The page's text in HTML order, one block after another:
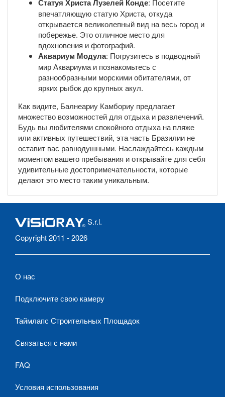
Статуя Христа Лузелей Конде: Посетите
впечатляющую статую Христа, откуда
открывается великолепный вид на весь город и
побережье. Это отличное место для
вдохновения и фотографий.
Аквариум Модула: Погрузитесь в подводный
мир Аквариума и познакомьтесь с
разнообразными морскими обитателями, от
ярких рыбок до крупных акул.
Как видите, Балнеариу Камбориу предлагает
множество возможностей для отдыха и развлечений.
Будь вы любителями спокойного отдыха на пляже
или активных путешествий, эта часть Бразилии не
оставит вас равнодушными. Наслаждайтесь каждым
моментом вашего пребывания и открывайте для себя
удивительные достопримечательности, которые
делают это место таким уникальным.
S.r.l.
Copyright 2011 - 2026
О нас
Подключите свою камеру
Таймлапс Строительных Площадок
Связаться с нами
FAQ
Условия использования